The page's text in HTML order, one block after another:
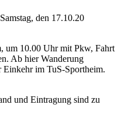
den 17.10.20
um 10.00 Uhr mit Pkw, Fahrt
Ab hier Wanderung
Einkehr im TuS-Sportheim.
und Eintragung sind zu